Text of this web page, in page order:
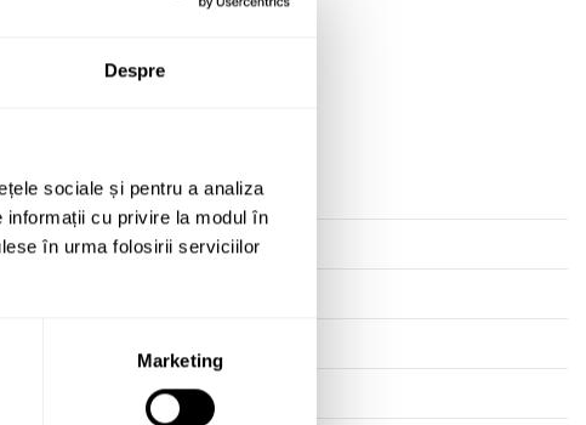
Despre
sociale și pentru a analiza
informații cu privire la modul în
în urma folosirii serviciilor
Marketing
Solicită informații